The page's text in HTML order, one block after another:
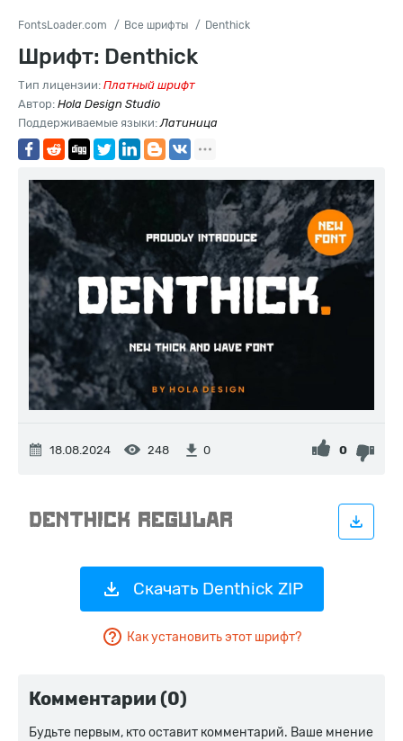
FontsLoader.com Все шрифты Denthick
Шрифт: Denthick
Тип лицензии: Платный шрифт
Автор: Hola Design Studio
Поддерживаемые языки:Латиница
18.08.2024 248 0 0
Скачать Denthick ZIP
Как установить этот шрифт?
Комментарии (0)
Будьте первым, кто оставит комментарий. Ваше мнение